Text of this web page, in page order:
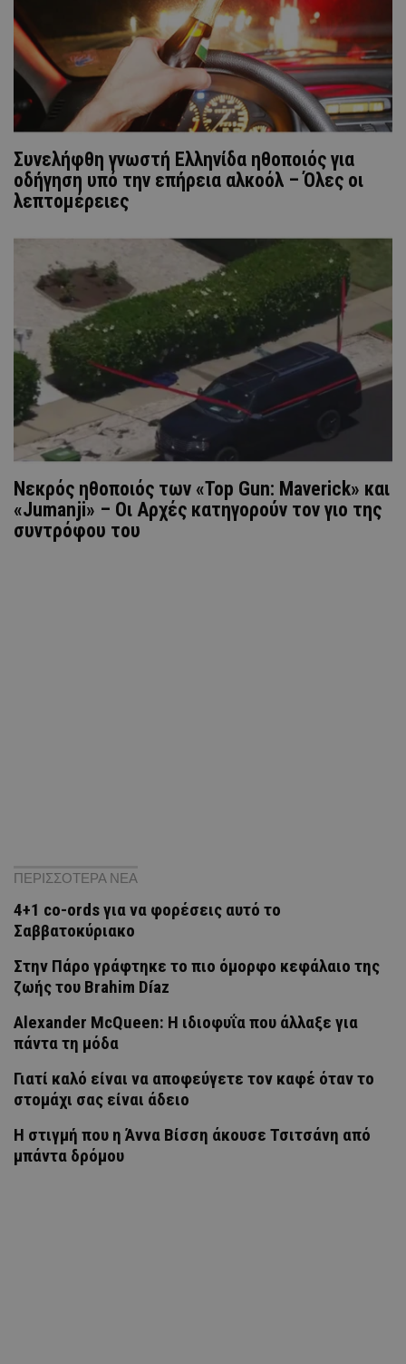
Συνελήφθη γνωστή Ελληνίδα ηθοποιός για
οδήγηση υπό την επήρεια αλκοόλ – Όλες οι
λεπτομέρειες
Νεκρός ηθοποιός των «Top Gun: Maverick» και
«Jumanji» – Οι Αρχές κατηγορούν τον γιο της
συντρόφου του
ΠΕΡΙΣΣΟΤΕΡΑ ΝΕΑ
4+1 co-ords για να φορέσεις αυτό το
Σαββατοκύριακο
Στην Πάρο γράφτηκε το πιο όμορφο κεφάλαιο της
ζωής του Brahim Díaz
Alexander McQueen: Η ιδιοφυΐα που άλλαξε για
πάντα τη μόδα
Γιατί καλό είναι να αποφεύγετε τον καφέ όταν το
στομάχι σας είναι άδειο
H στιγμή που η Άννα Βίσση άκουσε Τσιτσάνη από
μπάντα δρόμου